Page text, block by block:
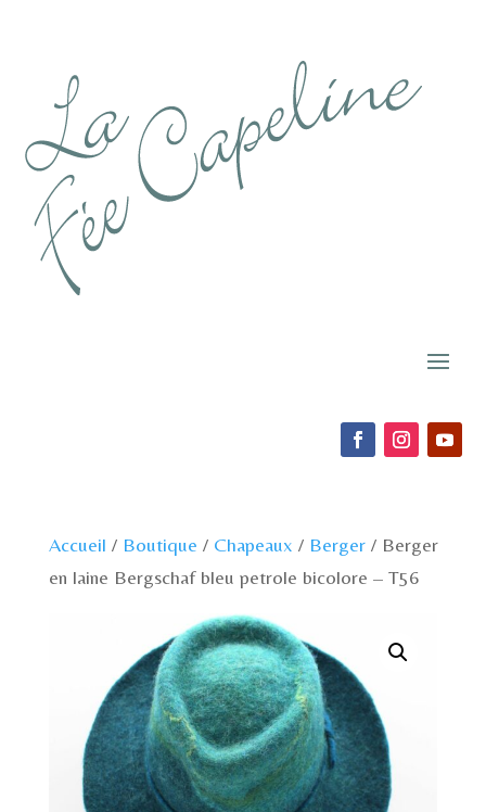
Accueil / Boutique / Chapeaux / Berger/ Berger
en laine Bergschaf bleu petrole bicolore – T56